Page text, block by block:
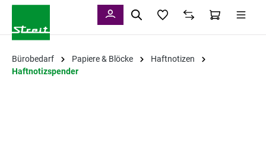
Bürobedarf Papiere & Blöcke
Haftnotizen
Haftnotizspender